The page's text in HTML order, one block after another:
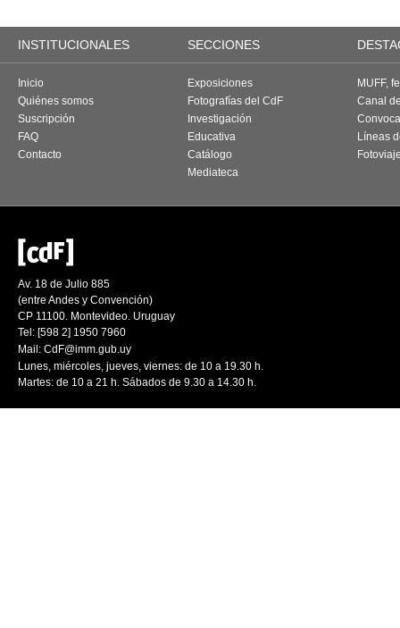
INSTITUCIONALES SECCIONES
Inicio
Quiénes somos
Suscripción
FAQ
Contacto
Exposiciones
Fotografías del CdF
Investigación
Educativa
Catálogo
Mediateca
MUFF,
Canal
Líneas
Av. 18 de Julio 885
(entre Andes y Convención)
CP 11100. Montevideo. Uruguay
Tel: [598 2] 1950 7960
Mail: CdF@imm.gub.uy
Lunes, miércoles, jueves, viernes: de 10 a 19.30 h.
Martes: de 10 a 21 h. Sábados de 9.30 a 14.30 h.